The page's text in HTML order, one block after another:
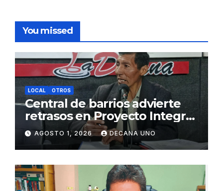
You missed
LOCAL OTROS
Central de barrios advierte
retrasos en Proyecto Integral
de Agua y Alcantarillado para
Juliaca
AGOSTO 1, 2026 DECANA UNO